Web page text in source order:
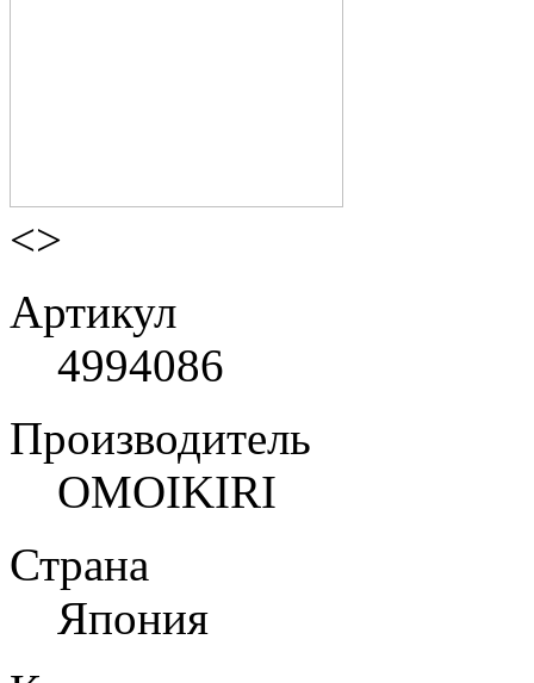
<>
Артикул
4994086
Производитель
OMOIKIRI
Страна
Япония